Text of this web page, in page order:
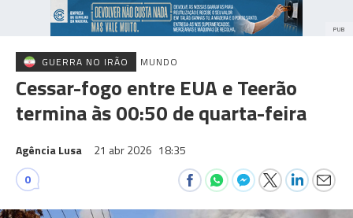
PUB
GUERRA NO IRÃO MUNDO
Cessar-fogo entre EUA e Teerão
termina às 00:50 de quarta-feira
Agência Lusa 21 abr 2026 18:35
0